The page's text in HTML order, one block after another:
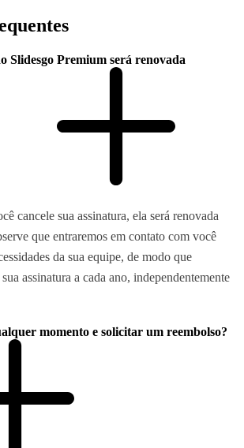
Slidesgo Premium será renovada
cancele sua assinatura, ela será renovada
que entraremos em contato com você
da sua equipe, de modo que
assinatura a cada ano, independentemente
momento e solicitar um reembolso?